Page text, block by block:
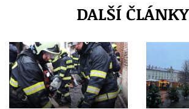
DALŠÍ ČLÁNKY